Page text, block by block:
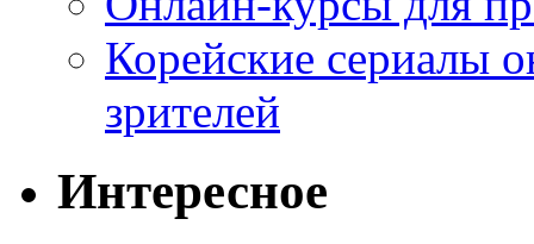
Корейские сериалы
зрителей
Интересное